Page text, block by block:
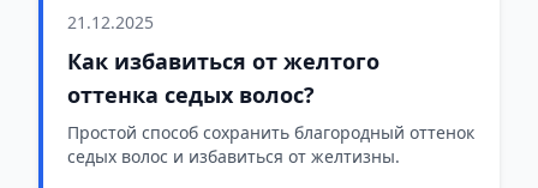
21.12.2025
Как избавиться от желтого
оттенка седых волос?
Простой способ сохранить благородный оттенок
седых волос и избавиться от желтизны.